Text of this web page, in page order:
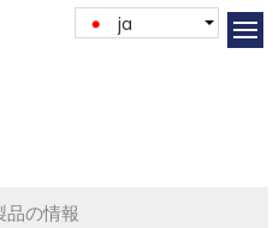
ja
品の情報